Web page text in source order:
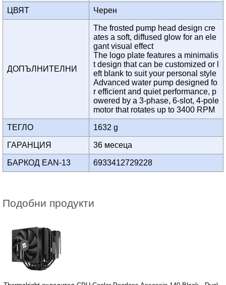
ЦВЯТ Черен
ДОПЪЛНИТЕЛНИ
The frosted pump head design cre
ates a soft, diffused glow for an ele
gant visual effect
The logo plate features a minimalis
t design that can be customized or l
eft blank to suit your personal style
Advanced water pump designed fo
r efficient and quiet performance, p
owered by a 3-phase, 6-slot, 4-pole
motor that rotates up to 3400 RPM
ТЕГЛО 1632 g
ГАРАНЦИЯ 36 месеца
БАРКОД EAN-13 6933412729228
Подобни продукти